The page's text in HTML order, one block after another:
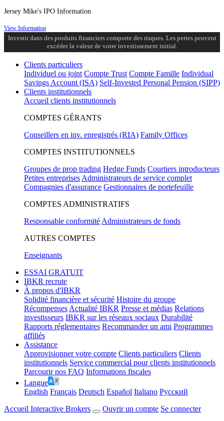
Jersey Mike's IPO Information
View Information
Investir dans des produits financiers comporte des risques. Les pertes peuvent
excéder la valeur de votre investissement initial.
Clients particuliers
Individuel ou joint Compte Trust Compte Famille Individual
Savings Account (ISA) Self-Invested Personal Pension (SIPP)
Clients institutionnels
Accueil clients institutionnels
COMPTES GÉRANTS
Conseillers en inv. enregistrés (RIA) Family Offices
COMPTES INSTITUTIONNELS
Groupes de prop trading Hedge Funds Courtiers introducteurs
Petites entreprises Administrateurs de service complet
Compagnies d'assurance Gestionnaires de portefeuille
COMPTES ADMINISTRATIFS
Responsable conformité Administrateurs de fonds
AUTRES COMPTES
Enseignants
ESSAI GRATUIT
IBKR recrute
À propos d'IBKR
Solidité financière et sécurité Histoire du groupe
Récompenses Actualité IBKR Presse et médias Relations
investisseurs IBKR sur les réseaux sociaux Durabilité
Rapports réglementaires Recommander un ami Programmes
affiliés
Assistance
Approvisionner votre compte Clients particuliers Clients
institutionnels Service commercial pour clients institutionnels
Parcourir nos FAQ Informations fiscales
Langue
English Français Deutsch Español Italiano Pусский
Accueil Interactive Brokers
Ouvrir un compte Se connecter